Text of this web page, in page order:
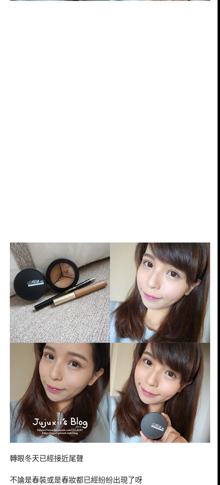
轉眼冬天已經接近尾聲
不論是春裝或是春妝都已經紛紛出現了呀